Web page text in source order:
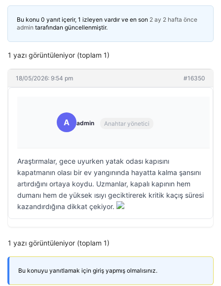
Bu konu 0 yanıt içerir, 1 izleyen vardır ve en son 2 ay 2 hafta önce
admin tarafından güncellenmiştir.
1 yazı görüntüleniyor (toplam 1)
18/05/2026: 9:54 pm #16350
A admin Anahtar yönetici
Araştırmalar, gece uyurken yatak odası kapısını
kapatmanın olası bir ev yangınında hayatta kalma şansını
artırdığını ortaya koydu. Uzmanlar, kapalı kapının hem
dumanı hem de yüksek ısıyı geciktirerek kritik kaçış süresi
kazandırdığına dikkat çekiyor.
1 yazı görüntüleniyor (toplam 1)
Bu konuyu yanıtlamak için giriş yapmış olmalısınız.